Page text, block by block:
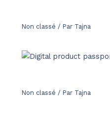
Non classé / Par Tajna
Non classé / Par Tajna